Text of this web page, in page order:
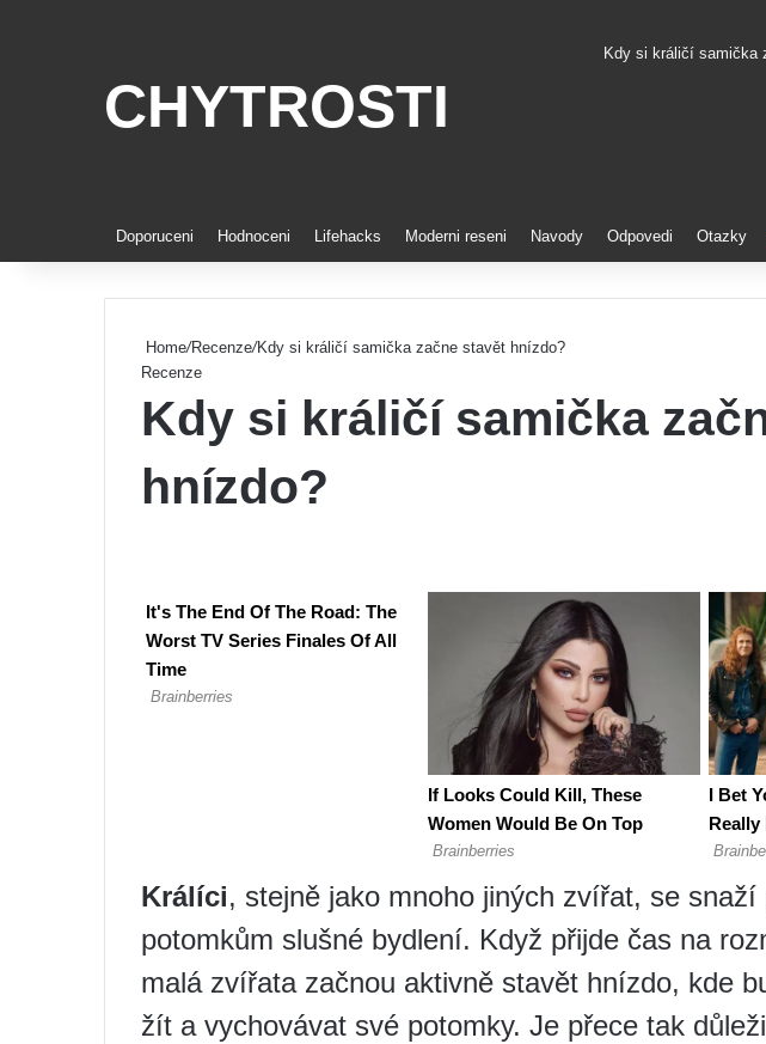
CHYTROSTI
Kdy si králičí samička
Doporuceni Hodnoceni Lifehacks Moderni reseni Navody Odpovedi Otazky
Home/Recenze/Kdy si králičí samička začne stavět hnízdo?
Recenze
Kdy si králičí samička
hnízdo?
Králíci, stejně jako mnoho jiných zvířat, se
potomkům slušné bydlení. Když přijde čas na
malá zvířata začnou aktivně stavět hnízdo, kde
žít a vychovávat své potomky. Je přece tak